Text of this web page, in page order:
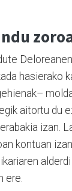
hasierako
aitortu du
izan.
kontuan
ere.